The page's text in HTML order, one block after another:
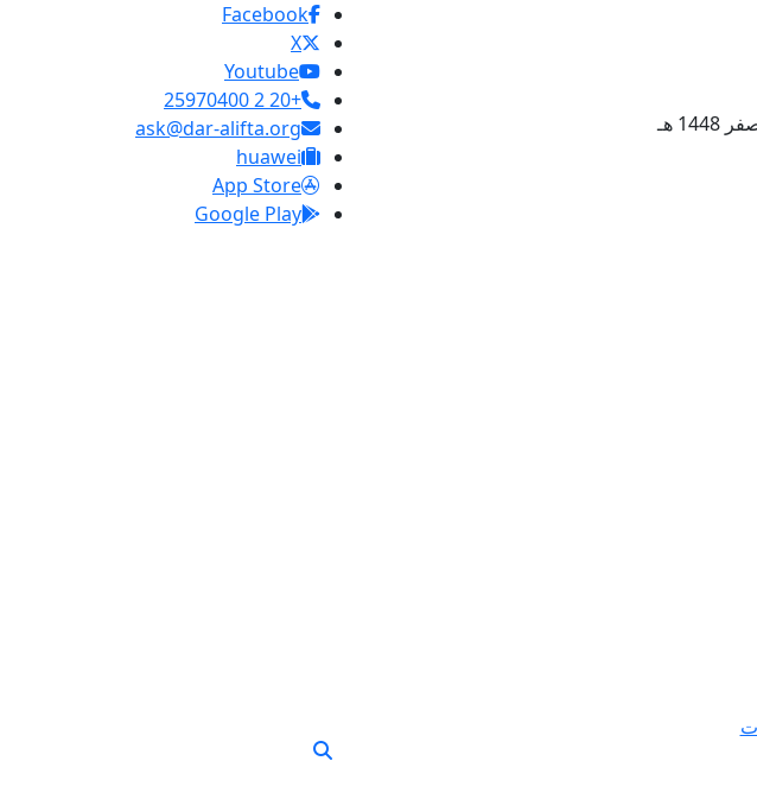
Facebook
X
Youtube
+20 2 25970400
ask@dar-alifta.org
huawei
App Store
Google Play